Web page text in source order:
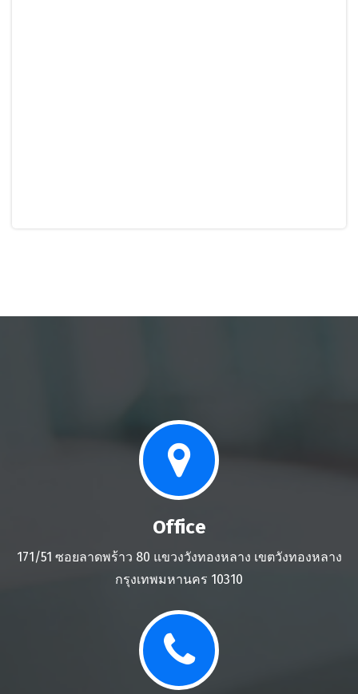
Office
171/51 ซอยลาดพร้าว 80 แขวงวังทองหลาง เขตวังทองหลาง
กรุงเทพมหานคร 10310